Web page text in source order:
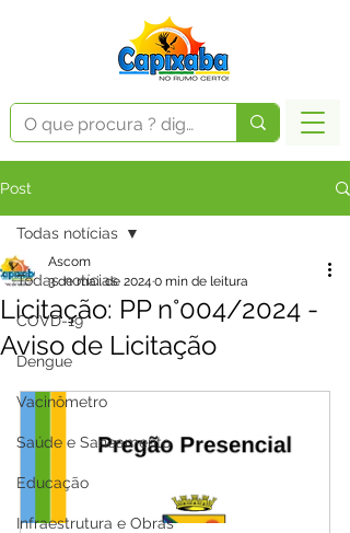
Post
Todas notícias
COVD-19
Dengue
Vacinômetro
Saúde e Saneamento
Educação
Infraestrutura e Obras
Todas notícias
Licitação: PP n°004/2024 -
Aviso de Licitação
Ascom
3 de mai. de 2024 0 min de leitura